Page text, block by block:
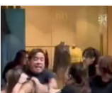
email